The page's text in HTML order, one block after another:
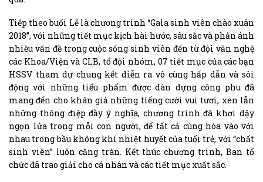
Tiếp theo buổi Lễ là chương trình “Gala sinh viên chào xuân
2018”, với những tiết mục kịch hài hước, sâu sắc và phản ánh
nhiều vấn đề trong cuộc sống sinh viên đến từ đội văn nghệ
các Khoa/Viện và CLB, tổ đội nhóm, 07 tiết mục của các bạn
HSSV tham dự chung kết diễn ra vô cùng hấp dẫn và sôi
động với những tiểu phẩm được dàn dựng công phu đã
mang đến cho khán giả những tiếng cười vui tươi, xen lẫn
những thông điệp đầy ý nghĩa, chương trình đã khơi dậy
ngọn lửa trong mỗi con người, để tất cả cùng hòa vào với
nhau trong bầu không khí nhiệt huyết của tuổi trẻ, với “chất
sinh viên” luôn căng tràn. Kết thúc chương trình, Ban tổ
chức đã trao giải cho cá nhân và các tiết mục xuất sắc.